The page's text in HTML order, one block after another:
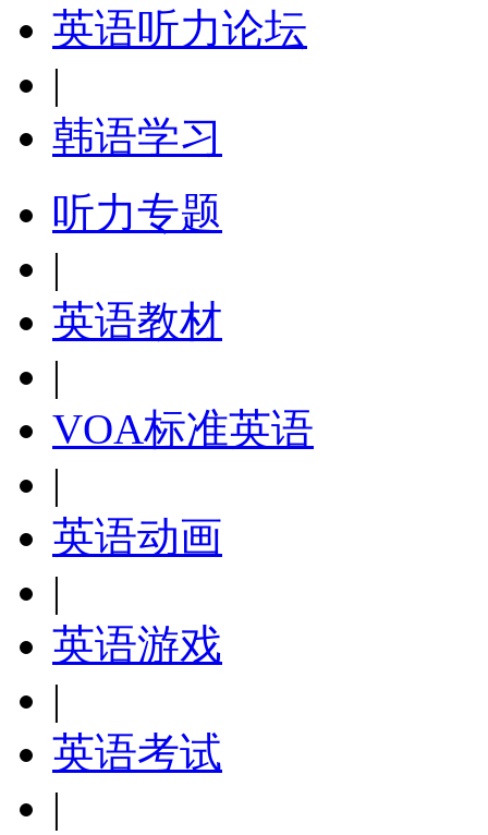
英语听力论坛
|
韩语学习
听力专题
|
英语教材
|
VOA标准英语
|
英语动画
|
英语游戏
|
英语考试
|